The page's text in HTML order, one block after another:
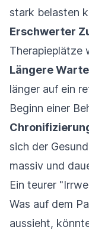
stark belasten
Erschwerter
Therapieplätze
Längere
länger auf ein
Beginn einer
sich der
massiv und
Ein teurer
Was auf dem
aussieht,